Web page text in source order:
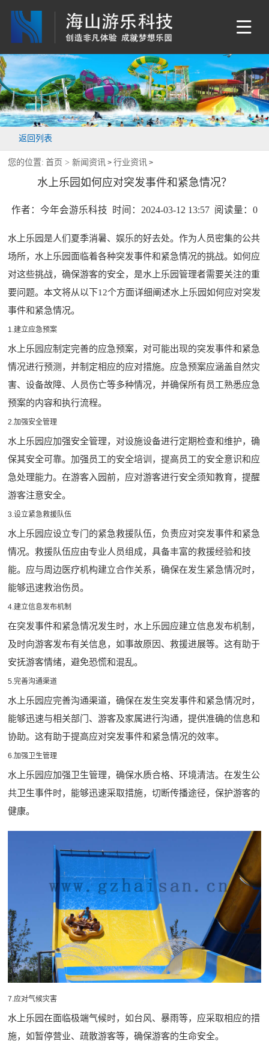
返回列表
您的位置: 首页 >新闻资讯 >行业资讯 >
水上乐园如何应对突发事件和紧急情况？
作者：今年会游乐科技 时间：2024-03-12 13:57 阅读量： 0
水上乐园是人们夏季消暑、娱乐的好去处。作为人员密集的公共
场所，水上乐园面临着各种突发事件和紧急情况的挑战。如何应
对这些挑战，确保游客的安全，是水上乐园管理者需要关注的重
要问题。本文将从以下12个方面详细阐述水上乐园如何应对突发
事件和紧急情况。
1.建立应急预案
水上乐园应制定完善的应急预案，对可能出现的突发事件和紧急
情况进行预测，并制定相应的应对措施。应急预案应涵盖自然灾
害、设备故障、人员伤亡等多种情况，并确保所有员工熟悉应急
预案的内容和执行流程。
2.加强安全管理
水上乐园应加强安全管理，对设施设备进行定期检查和维护，确
保其安全可靠。加强员工的安全培训，提高员工的安全意识和应
急处理能力。在游客入园前，应对游客进行安全须知教育，提醒
游客注意安全。
3.设立紧急救援队伍
水上乐园应设立专门的紧急救援队伍，负责应对突发事件和紧急
情况。救援队伍应由专业人员组成，具备丰富的救援经验和技
能。应与周边医疗机构建立合作关系，确保在发生紧急情况时，
能够迅速救治伤员。
4.建立信息发布机制
在突发事件和紧急情况发生时，水上乐园应建立信息发布机制，
及时向游客发布有关信息，如事故原因、救援进展等。这有助于
安抚游客情绪，避免恐慌和混乱。
5.完善沟通渠道
水上乐园应完善沟通渠道，确保在发生突发事件和紧急情况时，
能够迅速与相关部门、游客及家属进行沟通，提供准确的信息和
协助。这有助于提高应对突发事件和紧急情况的效率。
6.加强卫生管理
水上乐园应加强卫生管理，确保水质合格、环境清洁。在发生公
共卫生事件时，能够迅速采取措施，切断传播途径，保护游客的
健康。
7.应对气候灾害
水上乐园在面临极端气候时，如台风、暴雨等，应采取相应的措
施，如暂停营业、疏散游客等，确保游客的生命安全。